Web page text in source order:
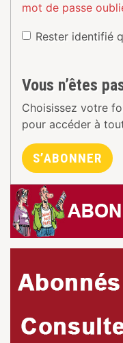
mot de passe
Rester identifié
Vous n’êtes
Choisissez votre
pour accéder à
S’ABONNER